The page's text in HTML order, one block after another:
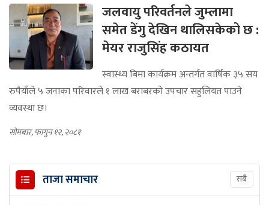
जलवायु परिवर्तनले जुम्लामा
समेत डेंगु देखिन थालिसकेको छ :
मेयर राजुसिंह कठायत
स्वास्थ्य बिमा कार्यक्रम अन्तर्गत वार्षिक ३५ सय
रुपैयाँले ५ जनाका परिवारले १ लाख बराबरको उपचार सहुलियत पाउने
व्यवस्था छ।
सोमबार, फागुन १२, २०८१
ताजा समाचार सबै